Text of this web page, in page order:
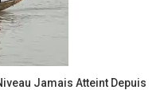
Jamais Atteint Depuis